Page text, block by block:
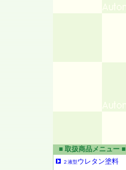
■ 取扱商品メニュー ■
２液型ウレタン塗料